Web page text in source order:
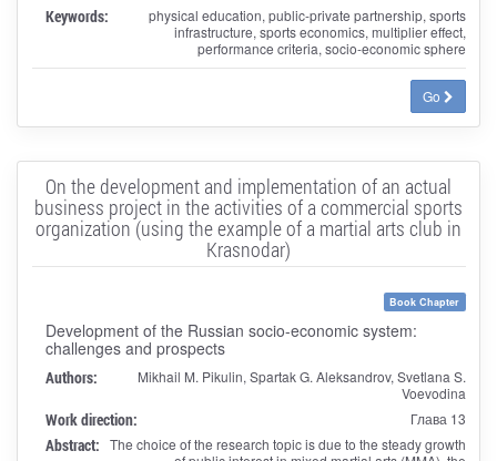
Keywords:
physical education, public-private partnership, sports
infrastructure, sports economics, multiplier effect,
performance criteria, socio-economic sphere
Go
On the development and implementation of an actual
business project in the activities of a commercial sports
organization (using the example of a martial arts club in
Krasnodar)
Book Chapter
Development of the Russian socio-economic system:
challenges and prospects
Authors:
Mikhail M. Pikulin, Spartak G. Aleksandrov, Svetlana S.
Voevodina
Work direction: Глава 13
Abstract: The choice of the research topic is due to the steady growth